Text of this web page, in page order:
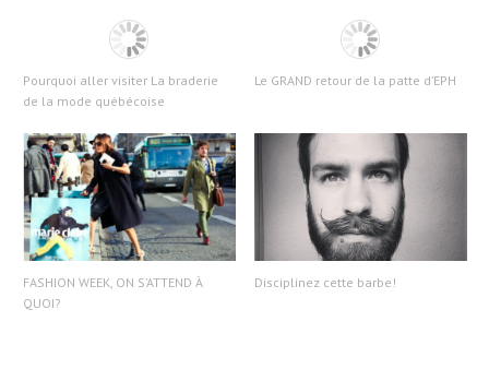
Pourquoi aller visiter La braderie
de la mode québécoise
Le GRAND retour de la patte d’EPH
FASHION WEEK, ON S’ATTEND À
QUOI?
Disciplinez cette barbe!